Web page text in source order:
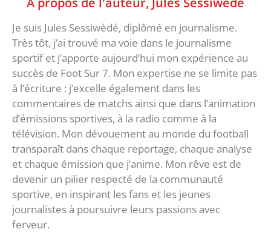
Je suis Jules Sessiwèdé, diplômé en journalisme.
Très tôt, j’ai trouvé ma voie dans le journalisme
sportif et j’apporte aujourd’hui mon expérience au
succès de Foot Sur 7. Mon expertise ne se limite pas
à l’écriture : j’excelle également dans les
commentaires de matchs ainsi que dans l’animation
d’émissions sportives, à la radio comme à la
télévision. Mon dévouement au monde du football
transparaît dans chaque reportage, chaque analyse
et chaque émission que j’anime. Mon rêve est de
devenir un pilier respecté de la communauté
sportive, en inspirant les fans et les jeunes
journalistes à poursuivre leurs passions avec
ferveur.